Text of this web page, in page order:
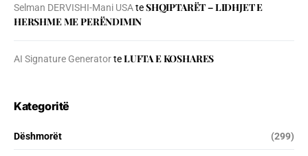
Selman DERVISHI-Mani USAteSHQIPTARËT – LIDHJET E
HERSHME ME PERËNDIMIN
AI Signature GeneratorteLUFTA E KOSHARES
Kategoritë
Dëshmorët (299)